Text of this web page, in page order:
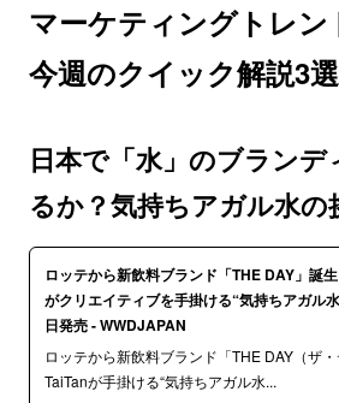
マーケティングトレン
今週のクイック解説3選
日本で「水」のブランデ
るか？気持ちアガル水の
ロッテから新飲料ブランド「THE DAY」誕
がクリエイティブを手掛ける“気持ちアガル
日発売 - WWDJAPAN
ロッテから新飲料ブランド「THE DAY（ザ・
TaiTanが手掛ける“気持ちアガル水...